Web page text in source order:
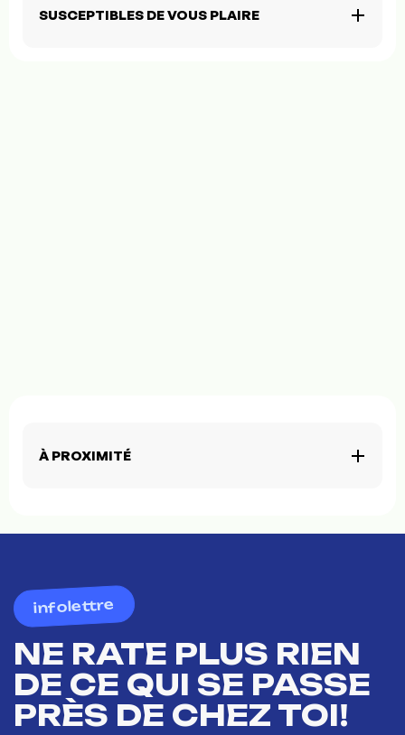
SUSCEPTIBLES DE VOUS PLAIRE
À PROXIMITÉ
infolettre
NE RATE PLUS RIEN
DE CE QUI SE PASSE
PRÈS DE CHEZ TOI!